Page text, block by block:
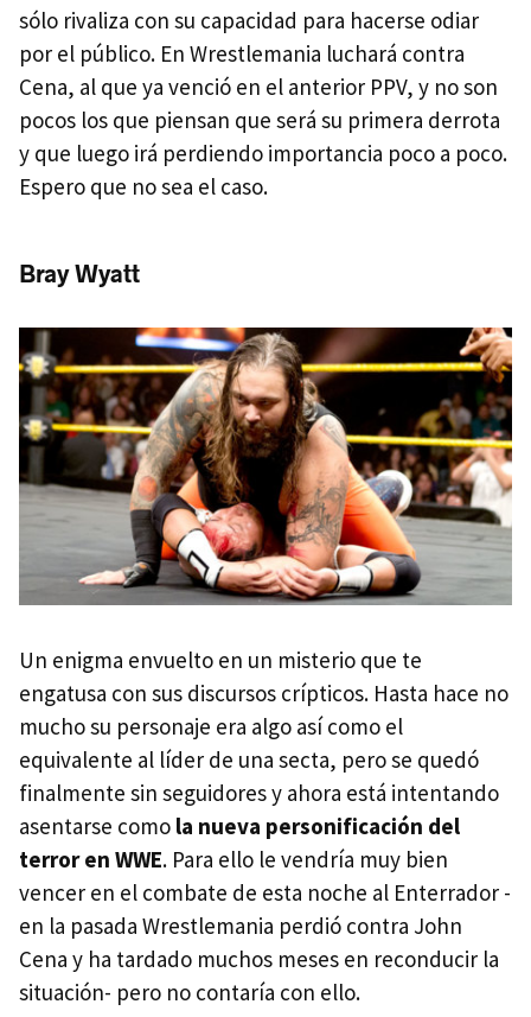
sólo rivaliza con su capacidad para hacerse odiar
por el público. En Wrestlemania luchará contra
Cena, al que ya venció en el anterior PPV, y no son
pocos los que piensan que será su primera derrota
y que luego irá perdiendo importancia poco a poco.
Espero que no sea el caso.
Bray Wyatt
Un enigma envuelto en un misterio que te
engatusa con sus discursos crípticos. Hasta hace no
mucho su personaje era algo así como el
equivalente al líder de una secta, pero se quedó
finalmente sin seguidores y ahora está intentando
asentarse como la nueva personificación del
terror en WWE. Para ello le vendría muy bien
vencer en el combate de esta noche al Enterrador -
en la pasada Wrestlemania perdió contra John
Cena y ha tardado muchos meses en reconducir la
situación- pero no contaría con ello.